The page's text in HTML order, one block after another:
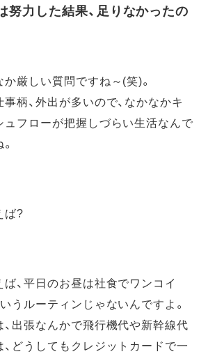
努力した結果、足りなかったの
か厳しい質問ですね～(笑)。
柄、外出が多いので、なかなかキ
ュフローが把握しづらい生活なんで
ば?
ば、平日のお昼は社食でワンコイ
いうルーティンじゃないんですよ。
、出張なんかで飛行機代や新幹線代
、どうしてもクレジットカードで一